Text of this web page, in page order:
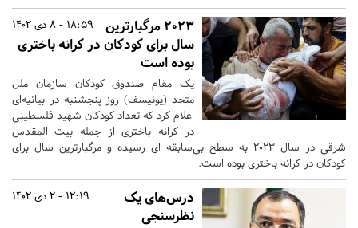
18:59 - 8 دی 1402
۲۰۲۳ مرگبارترین
سال برای کودکان در کرانه باختری
بوده است
یک مقام صندوق کودکان سازمان ملل
متحد (یونیسف) روز پنجشنبه در بیانیه‌ای
اعلام کرد که تعداد کودکان شهید فلسطینی
در کرانه باختری از جمله بیت المقدس
شرقی در سال ۲۰۲۳ به سطح بی‌سابقه ای رسیده و مرگبارترین سال برای
کودکان در کرانه باختری بوده است.
12:19 - 2 دی 1402
درس‌های یک
نظرسنجی